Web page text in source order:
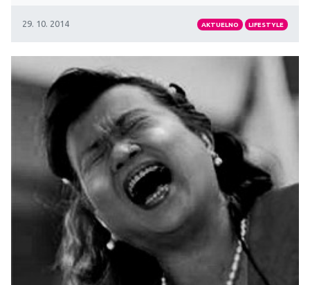
29. 10. 2014 AKTUELNO LIFESTYLE